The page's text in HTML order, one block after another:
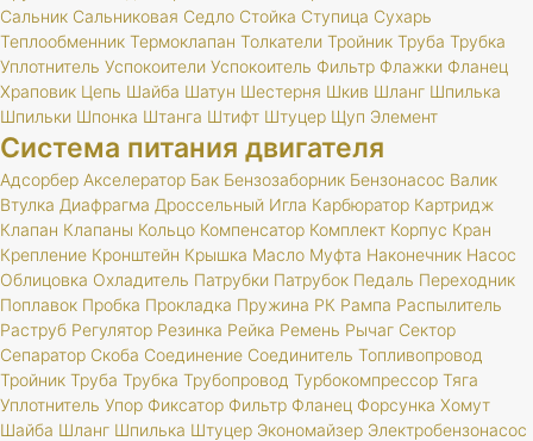
Сальник Сальниковая Седло Стойка Ступица Сухарь
Теплообменник Термоклапан Толкатели Тройник Труба Трубка
Уплотнитель Успокоители Успокоитель Фильтр Флажки Фланец
Храповик Цепь Шайба Шатун Шестерня Шкив Шланг Шпилька
Шпильки Шпонка Штанга Штифт Штуцер Щуп Элемент
Система питания двигателя
Адсорбер Акселератор Бак Бензозаборник Бензонасос Валик
Втулка Диафрагма Дроссельный Игла Карбюратор Картридж
Клапан Клапаны Кольцо Компенсатор Комплект Корпус Кран
Крепление Кронштейн Крышка Масло Муфта Наконечник Насос
Облицовка Охладитель Патрубки Патрубок Педаль Переходник
Поплавок Пробка Прокладка Пружина РК Рампа Распылитель
Раструб Регулятор Резинка Рейка Ремень Рычаг Сектор
Сепаратор Скоба Соединение Соединитель Топливопровод
Тройник Труба Трубка Трубопровод Турбокомпрессор Тяга
Уплотнитель Упор Фиксатор Фильтр Фланец Форсунка Хомут
Шайба Шланг Шпилька Штуцер Экономайзер Электробензонасос